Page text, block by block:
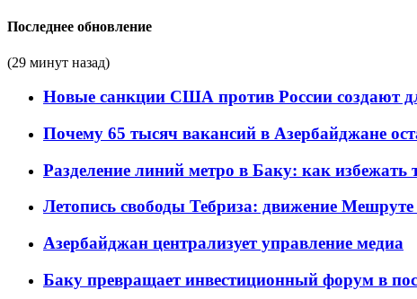
Последнее обновление
(29 минут назад)
Новые санкции США против России создают
Почему 65 тысяч вакансий в Азербайджане
Разделение линий метро в Баку: как избежать
Летопись свободы Тебриза: движение Мешруте
Азербайджан централизует управление медиа
Баку превращает инвестиционный форум в